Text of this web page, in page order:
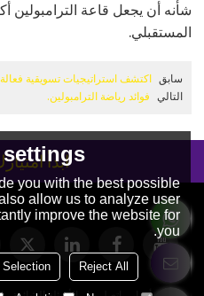
شأنه أن يجعل قاعة الترامبولين
المستقبلي.
سابق
اكتشف استراتيجيات تسويقية
التالي
فوائد رياضة الترامبولين.
ابدأ
you with the best possible
allow us to analyze user
improve the website for
you.
Reject All